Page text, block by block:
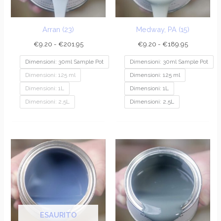
Arran (23)
€9.20 - €201.95
Dimensioni: 30ml Sample Pot
Dimensioni: 125 ml
Dimensioni: 1L
Dimensioni: 2,5L
Medway, PA (15)
€9.20 - €189.95
Dimensioni: 30ml Sample Pot
Dimensioni: 125 ml
Dimensioni: 1L
Dimensioni: 2,5L
ESAURITO
Fascia
di
prezzo:
da
€9.20
€201.95
prezzo:
da
€9.20
€201.95